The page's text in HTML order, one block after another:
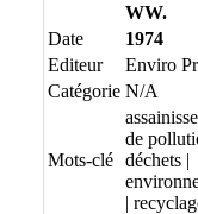
WW.
Date
1974
Editeur
Enviro
Catégorie N/A
Mots-clé
de
déchets |
|